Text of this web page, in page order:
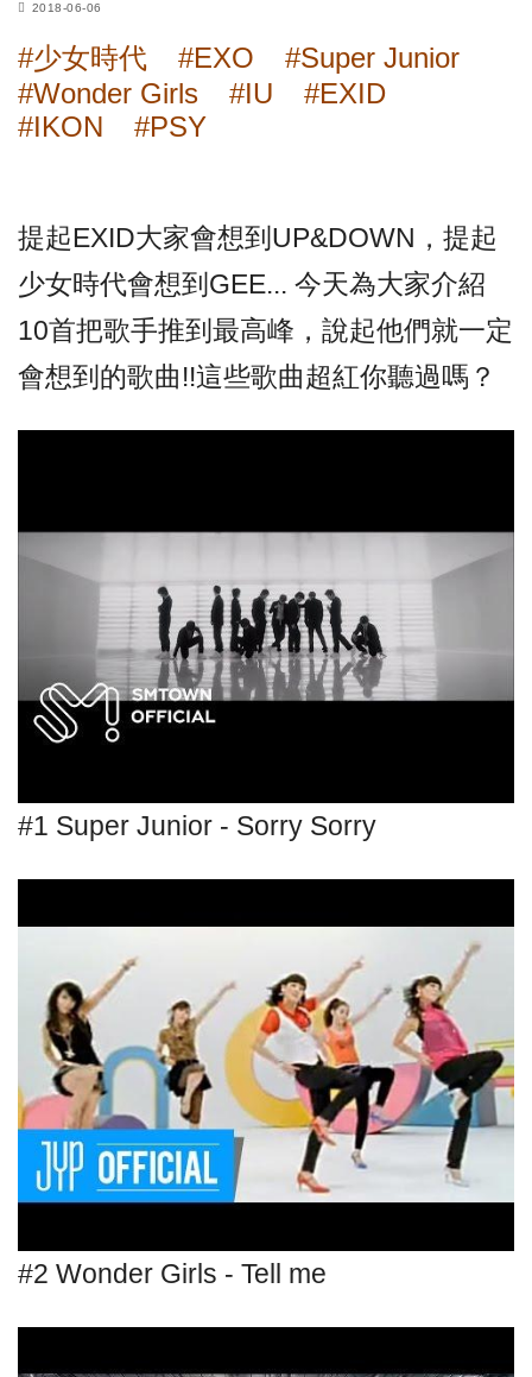
2018-06-06
#少女時代 #EXO
#Super Junior
#Wonder Girls
#IU
#EXID
#IKON
#PSY
提起EXID大家會想到UP&DOWN，提起
少女時代會想到GEE... 今天為大家介紹
10首把歌手推到最高峰，說起他們就一定
會想到的歌曲!!這些歌曲超紅你聽過嗎？
#1 Super Junior - Sorry Sorry
#2 Wonder Girls - Tell me